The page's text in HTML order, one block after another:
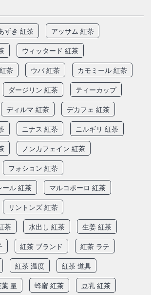
ずき 紅茶
アッサム 紅茶
ウィッタード 紅茶
茶
ウバ 紅茶
カモミール 紅茶
ダージリン 紅茶
ティーカップ
ディルマ 紅茶
デカフェ 紅茶
ニナス 紅茶
ニルギリ 紅茶
ノンカフェイン 紅茶
フォション 紅茶
ール 紅茶
マルコポーロ 紅茶
リントンズ 紅茶
茶
水出し 紅茶
生姜 紅茶
紅茶 ブランド
紅茶 ラテ
紅茶 温度
紅茶 道具
量 蜂蜜 紅茶 豆乳 紅茶